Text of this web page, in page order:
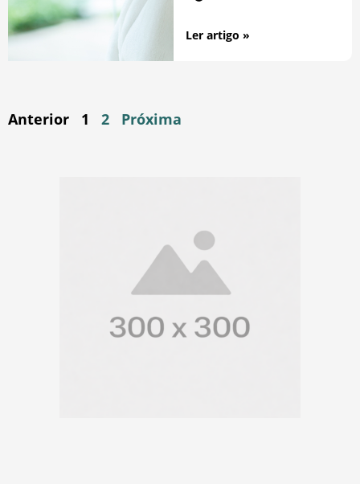
Ler artigo »
Anterior 1 2 Próxima